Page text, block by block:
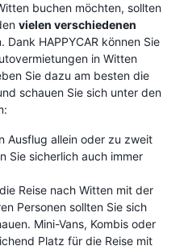
buchen möchten, sollten
vielen verschiedenen
Dank HAPPYCAR können Sie
in Witten
Sie dazu am besten die
schauen Sie sich unter den
Ausflug allein oder zu zweit
Sie sicherlich auch immer
Reise nach Witten mit der
Personen sollten Sie sich
Mini-Vans, Kombis oder
Platz für die Reise mit